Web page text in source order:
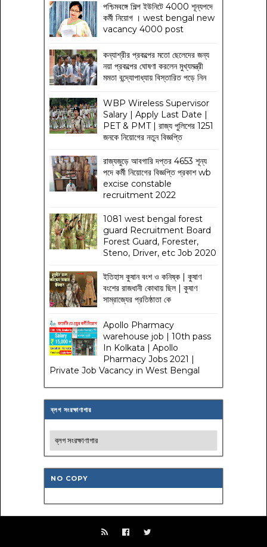
পশ্চিমবঙ্গে শিল্প ইউনিটে 4000 শূন্যপদে
কর্মী নিয়োগ । west bengal new
vacancy 4000 post
কন্যাশ্রীর প্রকল্পের মতো ছেলেদের জন্য
নয়া প্রকল্পের ঘোষণা করলেন মুখ্যমন্ত্রী
মমতা বন্দ্যোপাধ্যায় বিস্তারিত পড়ে নিন
WBP Wireless Supervisor
Salary | Apply Last Date |
PET & PMT | রাজ্য পুলিশের 1251
জনকে নিয়োগের নতুন বিজ্ঞপ্তি
রাজ্যজুড়ে আবগারি দপ্তর 4653 শূন্য
পদে কর্মী নিয়োগের বিজ্ঞপ্তি প্রকাশ wb
excise constable
recruitment 2022
1081 west bengal forest
guard Recruitment Board
Forest Guard, Forester,
Steno, Driver, etc Job 2020
ইতিহাস কুষান বংশ ও কনিষ্ক | কুষাণ
বংশের রাজধানী কোথায় ছিল | কুষাণ
সাম্রাজ্যের প্রতিষ্ঠাতা কে
Apollo Pharmacy
warehouse job | 10th pass
In Kolkata | Apollo
Pharmacy Jobs 2021 |
Private Job Vacancy in West Bengal
ব্লগ সংরক্ষাণাগার
NO COPY